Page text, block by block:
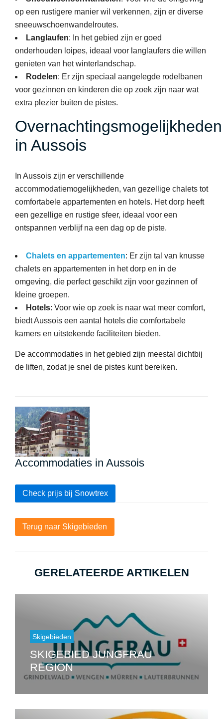
op een rustigere manier wil verkennen, zijn er diverse
sneeuwschoenwandelroutes.
Langlaufen: In het gebied zijn er goed
onderhouden loipes, ideaal voor langlaufers die willen
genieten van het winterlandschap.
Rodelen: Er zijn speciaal aangelegde rodelbanen
voor gezinnen en kinderen die op zoek zijn naar wat
extra plezier buiten de pistes.
Overnachtingsmogelijkheden
in Aussois
In Aussois zijn er verschillende
accommodatiemogelijkheden, van gezellige chalets tot
comfortabele appartementen en hotels. Het dorp heeft
een gezellige en rustige sfeer, ideaal voor een
ontspannen verblijf na een dag op de piste.
Chalets en appartementen: Er zijn tal van knusse
chalets en appartementen in het dorp en in de
omgeving, die perfect geschikt zijn voor gezinnen of
kleine groepen.
Hotels: Voor wie op zoek is naar wat meer comfort,
biedt Aussois een aantal hotels die comfortabele
kamers en uitstekende faciliteiten bieden.
De accommodaties in het gebied zijn meestal dichtbij
de liften, zodat je snel de pistes kunt bereiken.
Accommodaties in Aussois
Check prijs bij Snowtrex
Terug naar Skigebieden
GERELATEERDE ARTIKELEN
Skigebieden
SKIGEBIED JUNGFRAU
REGION